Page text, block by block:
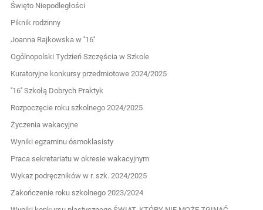
Święto Niepodległości
Piknik rodzinny
Joanna Rajkowska w ''16''
Ogólnopolski Tydzień Szczęścia w Szkole
Kuratoryjne konkursy przedmiotowe 2024/2025
''16'' Szkołą Dobrych Praktyk
Rozpoczęcie roku szkolnego 2024/2025
Życzenia wakacyjne
Wyniki egzaminu ósmoklasisty
Praca sekretariatu w okresie wakacyjnym
Wykaz podręczników w r. szk. 2024/2025
Zakończenie roku szkolnego 2023/2024